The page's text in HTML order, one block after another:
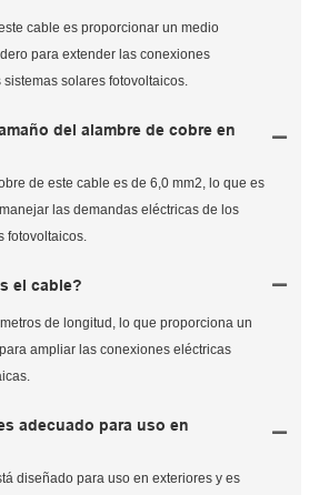
cable es proporcionar un medio
para extender las conexiones
solares fotovoltaicos.
del alambre de cobre en
de este cable es de 6,0 mm2, lo que es
las demandas eléctricas de los
fotovoltaicos.
el cable?
de longitud, lo que proporciona un
ampliar las conexiones eléctricas
adecuado para uso en
diseñado para uso en exteriores y es